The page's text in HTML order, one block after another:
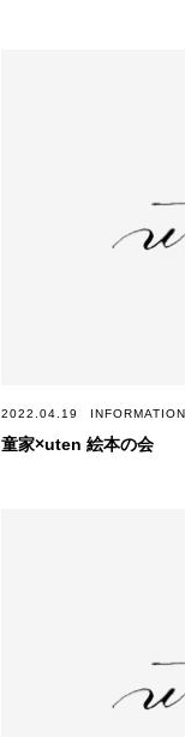
2022.04.19 INFORMATION
童家×uten 絵本の会